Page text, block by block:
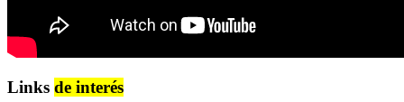
Links de interés